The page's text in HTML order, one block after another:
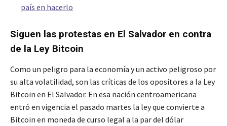
país en hacerlo
Siguen las protestas en El Salvador en contra
de la Ley Bitcoin
Como un peligro para la economía y un activo peligroso por
su alta volatilidad, son las críticas de los opositores a la Ley
Bitcoin en El Salvador. En esa nación centroamericana
entró en vigencia el pasado martes la ley que convierte a
Bitcoin en moneda de curso legal a la par del dólar